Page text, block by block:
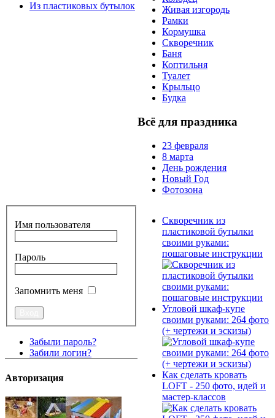
Из пластиковых бутылок
Живая изгородь
Рамки
Кормушка
Скворечник
Баня
Коптильня
Туалет
Крыльцо
Будка
Всё для праздника
23 февраля
8 марта
День рождения
Новый Год
Фотозона
Имя пользователя
Пароль
Запомнить меня
Забыли пароль?
Забили логин?
Авторизация
Скворечник из
пластиковой бутылки
своими руками:
пошаговые инструкции
Угловой шкаф-купе
своими руками: 264 фото
(+ чертежи и эскизы)
Как сделать кровать
LOFT - 250 фото, идей и
мастер-классов